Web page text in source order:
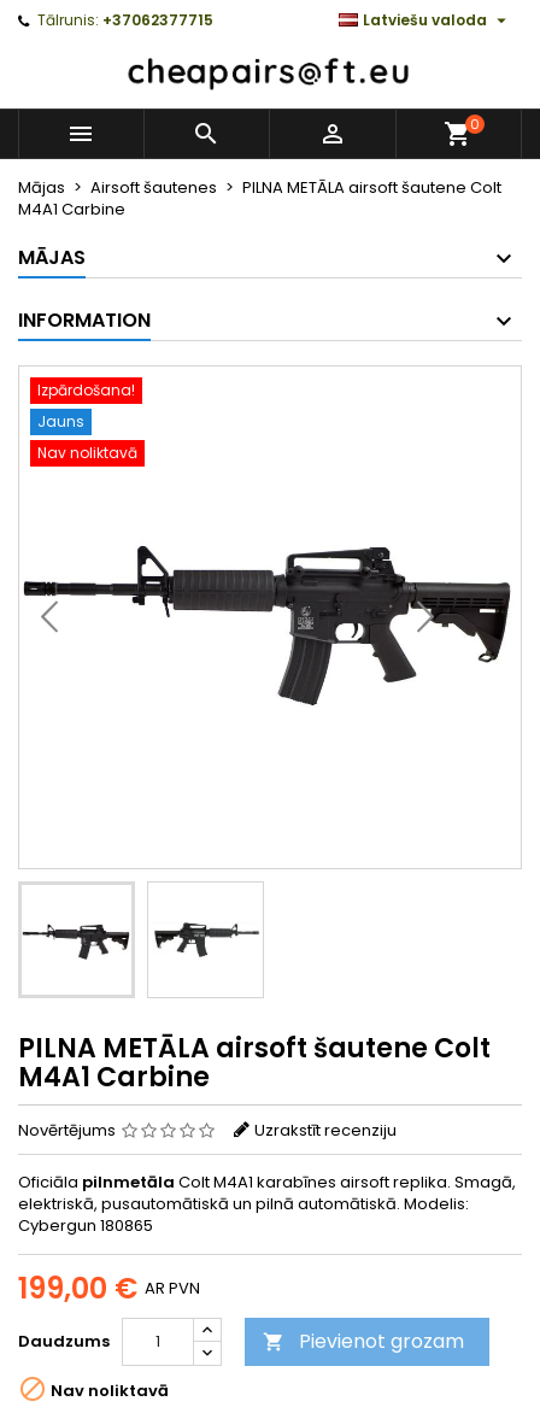
Tālrunis: +37062377715 Latviešu valoda 
   0
Mājas Airsoft šautenes
PILNA METĀLA airsoft šautene Colt
M4A1 Carbine
MĀJAS
INFORMATION
Izpārdošana!
Jauns
Nav noliktavā
PILNA METĀLA airsoft šautene Colt
M4A1 Carbine
Novērtējums Uzrakstīt recenziju
Oficiāla pilnmetāla Colt M4A1 karabīnes airsoft replika. Smagā,
elektriskā, pusautomātiskā un pilnā automātiskā. Modelis:
Cybergun 180865
199,00 € AR PVN
Daudzums  Pievienot grozam
 Nav noliktavā